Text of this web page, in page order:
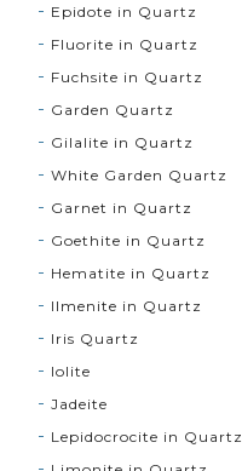
Epidote in Quartz
Fluorite in Quartz
Fuchsite in Quartz
Garden Quartz
Gilalite in Quartz
White Garden Quartz
Garnet in Quartz
Goethite in Quartz
Hematite in Quartz
Ilmenite in Quartz
Iris Quartz
Iolite
Jadeite
Lepidocrocite in Quartz